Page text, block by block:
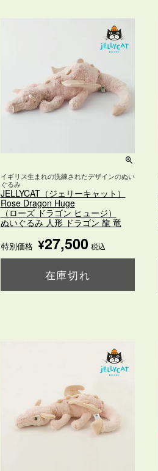
イギリス生まれの洗練されたデザインのぬい
ぐるみ
JELLYCAT（ジェリーキャット）
Rose Dragon Huge
（ローズ ドラゴン ヒュージ）
ぬいぐるみ 人形 ドラゴン 龍 竜
特別価格 ¥27,500 税込
在庫切れ
購入ページを見る